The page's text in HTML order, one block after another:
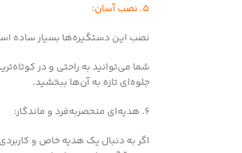
5. نصب آسان:
نصب این دستگیره‌ها بسیار ساده است
شما می‌توانید به راحتی و در
جلوه‌ای تازه به آن‌ها ببخشید.
6. هدیه‌ای منحصربه‌فرد و ماندگار:
اگر به دنبال یک هدیه خاص و